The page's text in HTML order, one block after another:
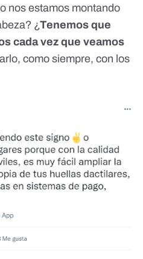
nos estamos montando
? ¿Tenemos que
cada vez que veamos
como siempre, con los